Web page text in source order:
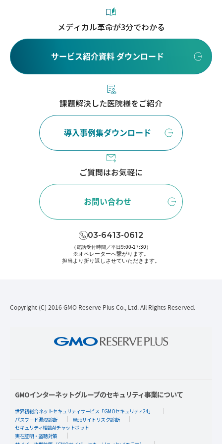
メディカル革命が3分でわかる
サービス紹介資料 ダウンロード
課題解決した医院様をご紹介
導入事例集ダウンロード
ご質問はお気軽に
お問い合わせ
03-6413-0612
（電話受付時間／平日9:00-17:30）
※オペレーターへ繋がります。
担当より折り返しさせていただきます。
Copyright (C) 2016 GMO Reserve Plus Co., Ltd. All Rights Reserved.
GMOインターネットグループのセキュリティ事業について
世界初総合ネットセキュリティサービス「GMOセキュリティ24」
パスワード漏洩診断
Webサイトリスク診断
セキュリティ相談AIチャットボット
実在証明・盗聴対策